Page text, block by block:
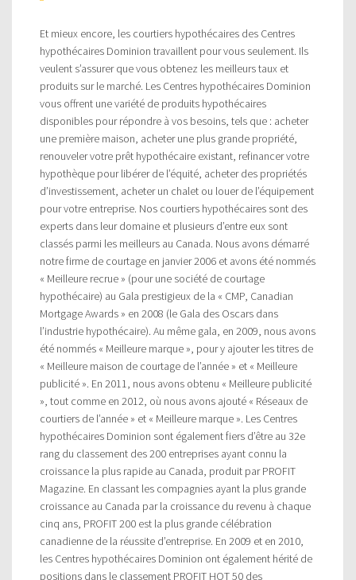
Et mieux encore, les courtiers hypothécaires des Centres
hypothécaires Dominion travaillent pour vous seulement. Ils
veulent s’assurer que vous obtenez les meilleurs taux et
produits sur le marché. Les Centres hypothécaires Dominion
vous offrent une variété de produits hypothécaires
disponibles pour répondre à vos besoins, tels que : acheter
une première maison, acheter une plus grande propriété,
renouveler votre prêt hypothécaire existant, refinancer votre
hypothèque pour libérer de l’équité, acheter des propriétés
d’investissement, acheter un chalet ou louer de l’équipement
pour votre entreprise. Nos courtiers hypothécaires sont des
experts dans leur domaine et plusieurs d’entre eux sont
classés parmi les meilleurs au Canada. Nous avons démarré
notre firme de courtage en janvier 2006 et avons été nommés
« Meilleure recrue » (pour une société de courtage
hypothécaire) au Gala prestigieux de la « CMP, Canadian
Mortgage Awards » en 2008 (le Gala des Oscars dans
l’industrie hypothécaire). Au même gala, en 2009, nous avons
été nommés « Meilleure marque », pour y ajouter les titres de
« Meilleure maison de courtage de l’année » et « Meilleure
publicité ». En 2011, nous avons obtenu « Meilleure publicité
», tout comme en 2012, où nous avons ajouté « Réseaux de
courtiers de l’année » et « Meilleure marque ». Les Centres
hypothécaires Dominion sont également fiers d’être au 32e
rang du classement des 200 entreprises ayant connu la
croissance la plus rapide au Canada, produit par PROFIT
Magazine. En classant les compagnies ayant la plus grande
croissance au Canada par la croissance du revenu à chaque
cinq ans, PROFIT 200 est la plus grande célébration
canadienne de la réussite d’entreprise. En 2009 et en 2010,
les Centres hypothécaires Dominion ont également hérité de
positions dans le classement PROFIT HOT 50 des